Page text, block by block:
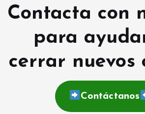
Contacta con
para
cerrar nuevos
Contáctanos